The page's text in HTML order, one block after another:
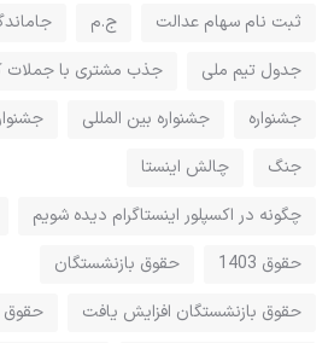
ثبت نام سهام عدالت
ج.م
جدول تیم ملی
جذب مشتری با جملات
جشنواره
جشنواره بین المللی
جنگ
چالش اینستا
چگونه در اکسپلور اینستاگرام دیده شویم
حقوق 1403
حقوق بازنشستگان
حقوق بازنشستگان افزایش یافت
حقوق